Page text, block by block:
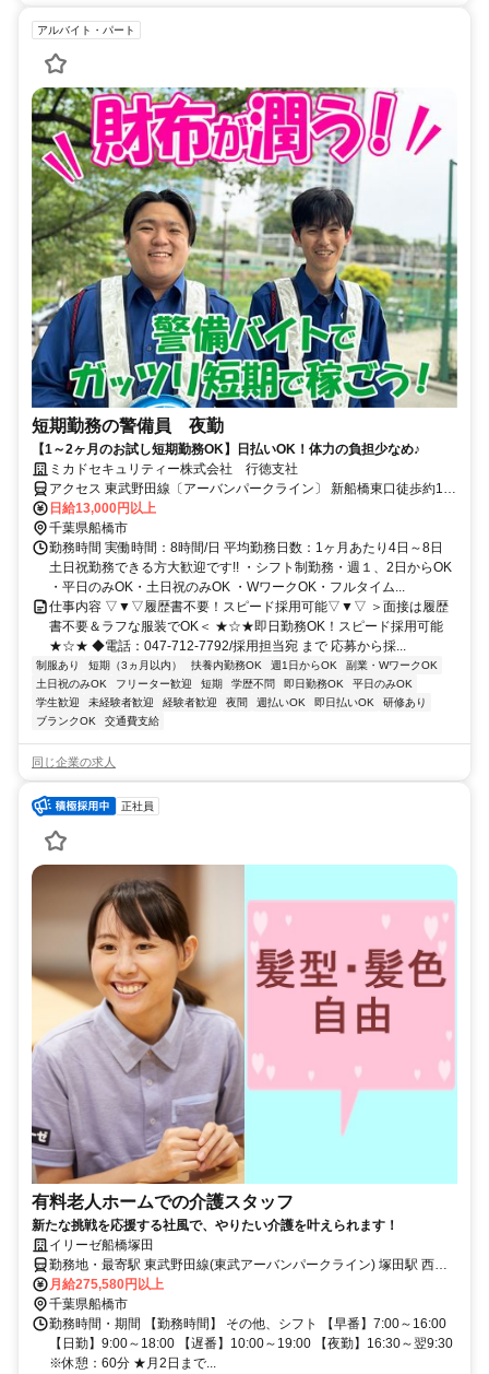
アルバイト・パート
短期勤務の警備員 夜勤
【1～2ヶ月のお試し短期勤務OK】日払いOK！体力の負担少なめ♪
ミカドセキュリティー株式会社 行徳支社
アクセス 東武野田線〔アーバンパークライン〕 新船橋東口徒歩約11
分、京成本線 海神徒歩約14分、東葉高速線 東海神T4口徒歩約17分
日給13,000円以上
千葉県船橋市
勤務時間 実働時間：8時間/日 平均勤務日数：1ヶ月あたり4日～8日
土日祝勤務できる方大歓迎です!! ・シフト制勤務・週１、2日からOK
・平日のみOK・土日祝のみOK ・WワークOK・フルタイム...
仕事内容 ▽▼▽履歴書不要！スピード採用可能▽▼▽ ＞面接は履歴
書不要＆ラフな服装でOK＜ ★☆★即日勤務OK！スピード採用可能
★☆★ ◆電話：047-712-7792/採用担当宛 まで 応募から採...
制服あり 短期（3ヵ月以内） 扶養内勤務OK 週1日からOK
副業・WワークOK
土日祝のみOK
フリーター歓迎 短期 学歴不問 即日勤務OK
平日のみOK
学生歓迎
未経験者歓迎 経験者歓迎 夜間 週払いOK 即日払いOK
研修あり
ブランクOK
交通費支給
同じ企業の求人
正社員
有料老人ホームでの介護スタッフ
新たな挑戦を応援する社風で、やりたい介護を叶えられます！
イリーゼ船橋塚田
勤務地・最寄駅 東武野田線(東武アーバンパークライン) 塚田駅 西口
徒歩5 分
月給275,580円以上
千葉県船橋市
勤務時間・期間 【勤務時間】 その他、シフト 【早番】7:00～16:00
【日勤】9:00～18:00 【遅番】10:00～19:00 【夜勤】16:30～翌9:30
※休憩：60分 ★月2日まで...